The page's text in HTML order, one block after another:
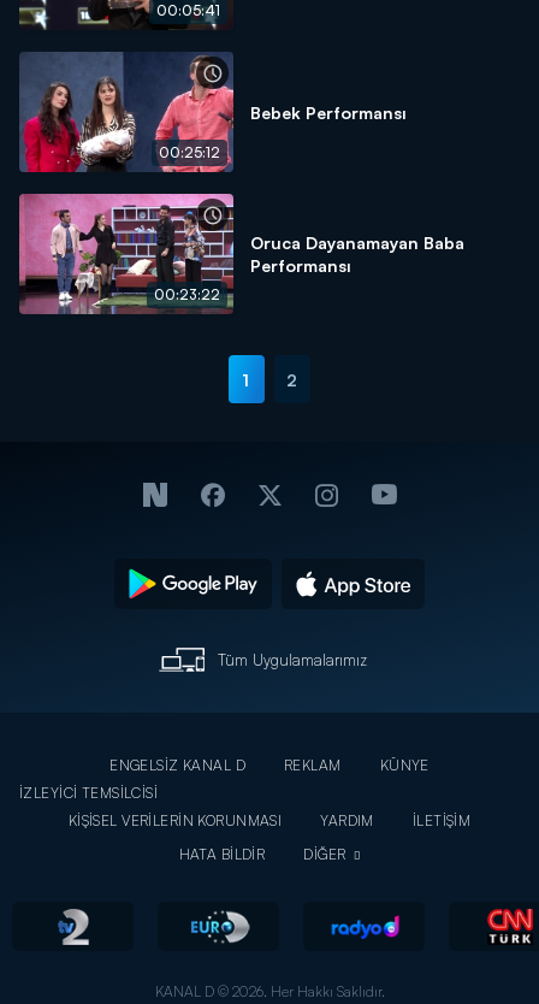
00:05:41
00:25:12
Bebek Performansı
00:23:22
Oruca Dayanamayan Baba
Performansı
1 2
Tüm Uygulamalarımız
ENGELSİZ KANAL D REKLAM
KÜNYE
İZLEYİCİ TEMSİLCİSİ
KİŞİSEL VERİLERİN KORUNMASI
YARDIM
İLETİŞİM
HATA BİLDİR
DİĞER
KANAL D © 2026. Her Hakkı Saklıdır.